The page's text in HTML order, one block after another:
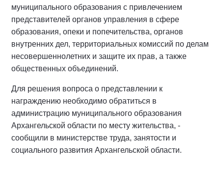
муниципального образования с привлечением
представителей органов управления в сфере
образования, опеки и попечительства, органов
внутренних дел, территориальных комиссий по делам
несовершеннолетних и защите их прав, а также
общественных объединений.
Для решения вопроса о представлении к
награждению необходимо обратиться в
администрацию муниципального образования
Архангельской области по месту жительства, -
сообщили в министерстве труда, занятости и
социального развития Архангельской области.